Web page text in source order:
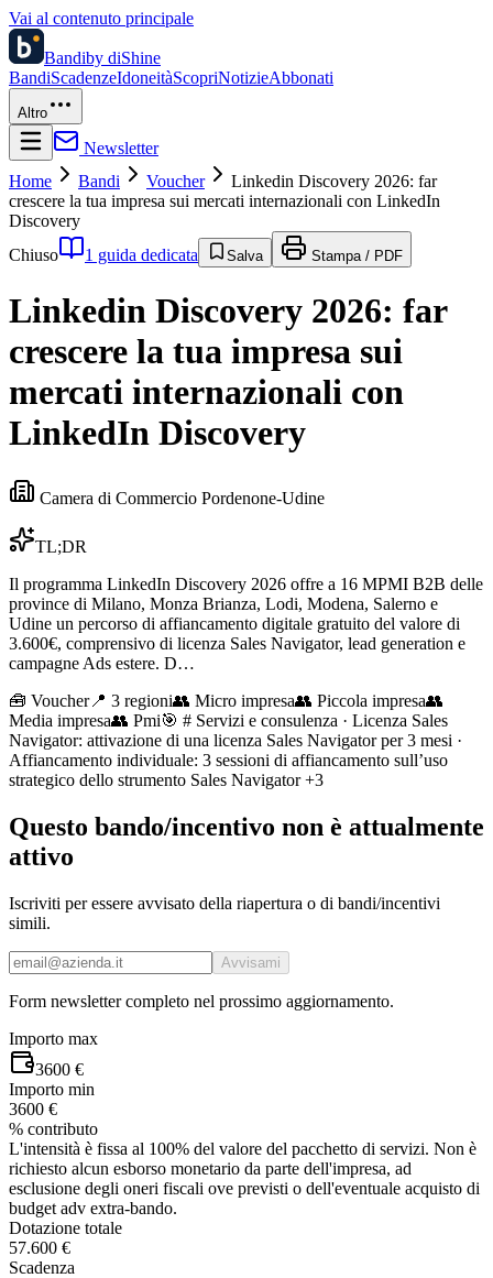
Vai al contenuto principale
Bandiby diShine
BandiScadenzeIdoneitàScopriNotizieAbbonati
Altro
Newsletter
Home
Bandi Voucher
Linkedin Discovery 2026: far
crescere la tua impresa sui mercati internazionali con LinkedIn
Discovery
Chiuso
1 guida dedicata Salva Stampa / PDF
Linkedin Discovery 2026: far
crescere la tua impresa sui
mercati internazionali con
LinkedIn Discovery
Camera di Commercio Pordenone-Udine
TL;DR
Il programma LinkedIn Discovery 2026 offre a 16 MPMI B2B delle
province di Milano, Monza Brianza, Lodi, Modena, Salerno e
Udine un percorso di affiancamento digitale gratuito del valore di
3.600€, comprensivo di licenza Sales Navigator, lead generation e
campagne Ads estere. D…
🧰 Voucher📍 3 regioni👥 Micro impresa👥 Piccola impresa👥
Media impresa👥 Pmi🎯 # Servizi e consulenza · Licenza Sales
Navigator: attivazione di una licenza Sales Navigator per 3 mesi ·
Affiancamento individuale: 3 sessioni di affiancamento sull’uso
strategico dello strumento Sales Navigator+3
Questo bando/incentivo non è attualmente
attivo
Iscriviti per essere avvisato della riapertura o di bandi/incentivi
simili.
Avvisami
Form newsletter completo nel prossimo aggiornamento.
Importo max
3600 €
Importo min
3600 €
% contributo
L'intensità è fissa al 100% del valore del pacchetto di servizi. Non è
richiesto alcun esborso monetario da parte dell'impresa, ad
esclusione degli oneri fiscali ove previsti o dell'eventuale acquisto di
budget adv extra-bando.
Dotazione totale
57.600 €
Scadenza